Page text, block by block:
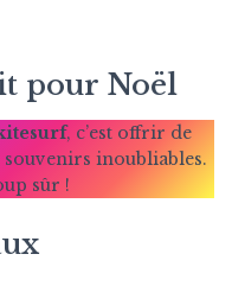
pour Noël
, c’est offrir de
souvenirs inoubliables.
sûr !